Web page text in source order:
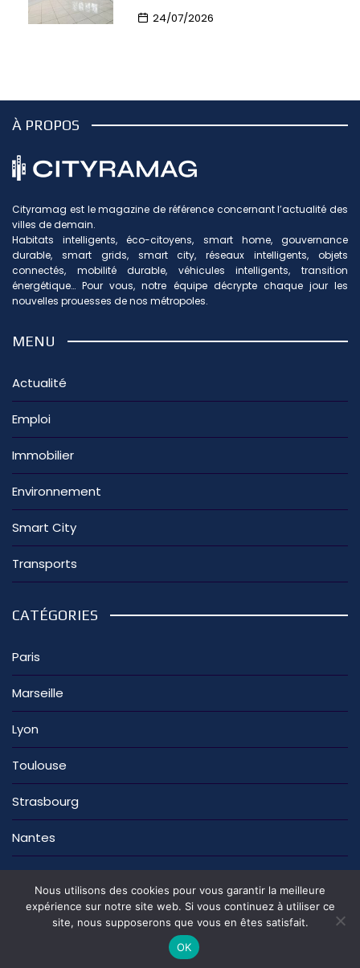
24/07/2026
À PROPOS
Cityramag est le magazine de référence concernant l’actualité des
villes de demain.
Habitats intelligents, éco-citoyens, smart home, gouvernance
durable, smart grids, smart city, réseaux intelligents, objets
connectés, mobilité durable, véhicules intelligents, transition
énergétique… Pour vous, notre équipe décrypte chaque jour les
nouvelles prouesses de nos métropoles.
MENU
Actualité
Emploi
Immobilier
Environnement
Smart City
Transports
CATÉGORIES
Paris
Marseille
Lyon
Toulouse
Strasbourg
Nantes
La rédaction Nous contacter
Mentions légales
Politique de confidentialité
Nous utilisons des cookies pour vous garantir la meilleure
expérience sur notre site web. Si vous continuez à utiliser ce
site, nous supposerons que vous en êtes satisfait.
OK